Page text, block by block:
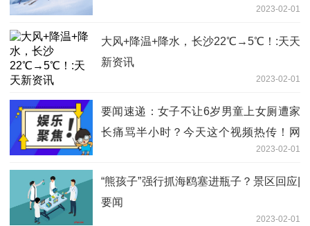
2023-02-01
大风+降温+降水，长沙22℃→5℃！:天天
新资讯
2023-02-01
要闻速递：女子不让6岁男童上女厕遭家
长痛骂半小时？今天这个视频热传！网
友：6岁可以去男厕所了，妈妈在外面等
就是了
2023-02-01
“熊孩子”强行抓海鸥塞进瓶子？景区回应|
要闻
2023-02-01